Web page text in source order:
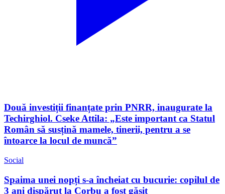
Două investiții finanțate prin PNRR, inaugurate la
Techirghiol. Cseke Attila: „Este important ca Statul
Român să susțină mamele, tinerii, pentru a se
întoarce la locul de muncă”
Social
Spaima unei nopți s-a încheiat cu bucurie: copilul de
3 ani dispărut la Corbu a fost găsit